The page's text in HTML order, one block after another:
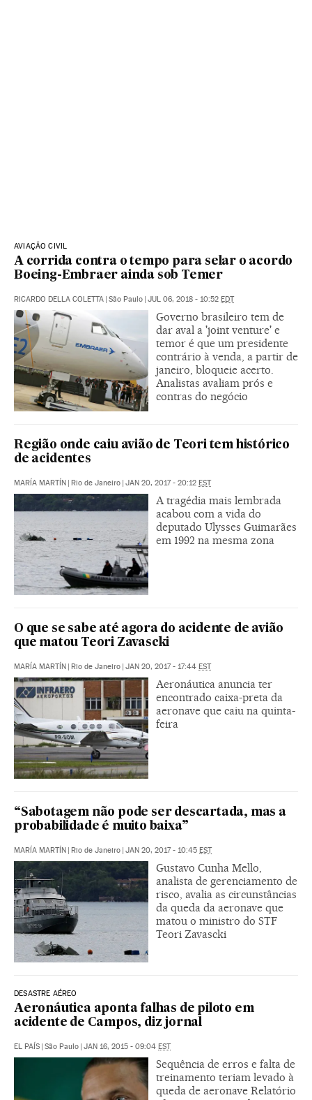
AVIAÇÃO CIVIL
A corrida contra o tempo para selar o acordo
Boeing-Embraer ainda sob Temer
RICARDO DELLA COLETTA | São Paulo | JUL 06, 2018 - 10:52 EDT
Governo brasileiro tem de
dar aval a 'joint venture' e
temor é que um presidente
contrário à venda, a partir de
janeiro, bloqueie acerto.
Analistas avaliam prós e
contras do negócio
Região onde caiu avião de Teori tem histórico
de acidentes
MARÍA MARTÍN | Rio de Janeiro | JAN 20, 2017 - 20:12 EST
A tragédia mais lembrada
acabou com a vida do
deputado Ulysses Guimarães
em 1992 na mesma zona
O que se sabe até agora do acidente de avião
que matou Teori Zavascki
MARÍA MARTÍN | Rio de Janeiro | JAN 20, 2017 - 17:44 EST
Aeronáutica anuncia ter
encontrado caixa-preta da
aeronave que caiu na quinta-
feira
“Sabotagem não pode ser descartada, mas a
probabilidade é muito baixa”
MARÍA MARTÍN | Rio de Janeiro | JAN 20, 2017 - 10:45 EST
Gustavo Cunha Mello,
analista de gerenciamento de
risco, avalia as circunstâncias
da queda da aeronave que
matou o ministro do STF
Teori Zavascki
DESASTRE AÉREO
Aeronáutica aponta falhas de piloto em
acidente de Campos, diz jornal
EL PAÍS | São Paulo | JAN 16, 2015 - 09:04 EST
Sequência de erros e falta de
treinamento teriam levado à
queda de aeronave Relatório